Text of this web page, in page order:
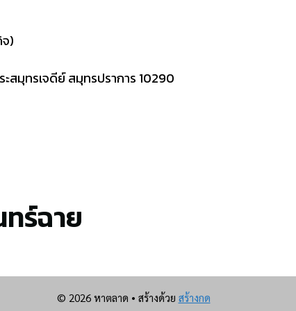
)
สมุทรเจดีย์ สมุทรปราการ 10290
ร์ฉาย
© 2026 หาตลาด • สร้างด้วย สร้างกด